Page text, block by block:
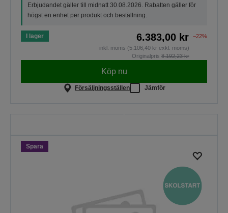
Erbjudandet gäller till midnatt 30.08.2026. Rabatten gäller för
högst en enhet per produkt och beställning.
I lager 6.383,00 kr
−22%
inkl. moms (5.106,40 kr exkl. moms)
Originalpris 8.192,23 kr
Köp nu
Försäljningsställen Jämför
Skolstart
Spara